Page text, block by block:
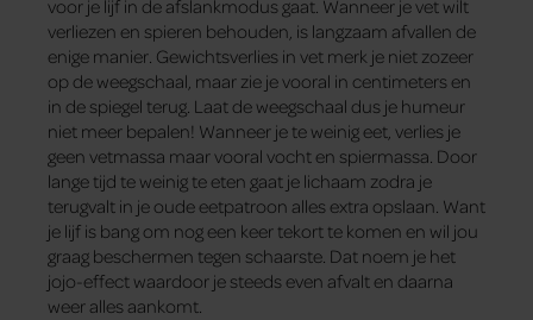
voor je lijf in de afslankmodus gaat. Wanneer je vet wilt
verliezen en spieren behouden, is langzaam afvallen de
enige manier. Gewichtsverlies in vet merk je niet zozeer
op de weegschaal, maar zie je vooral in centimeters en
in de spiegel terug. Laat de weegschaal dus je humeur
niet meer bepalen! Wanneer je te weinig eet, verlies je
geen vetmassa maar vooral vocht en spiermassa. Door
lange tijd te weinig te eten gaat je lichaam zodra je
terugvalt in je oude eetpatroon alles extra opslaan. Want
je lijf is bang om nog een keer tekort te komen en wil jou
graag beschermen tegen schaarste. Dat noem je het
jojo-effect waardoor je steeds even afvalt en daarna
weer alles aankomt.